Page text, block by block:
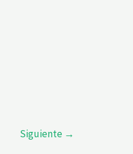
Siguiente →